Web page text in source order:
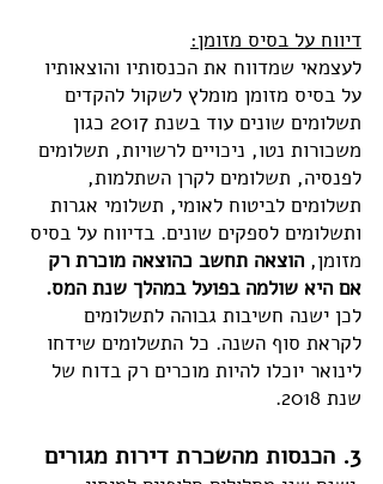
דיווח על בסיס מזומן:
לעצמאי שמדווח את הכנסותיו והוצאותיו
על בסיס מזומן מומלץ לשקול להקדים
תשלומים שונים עוד בשנת 2017 כגון
משכורות נטו, ניכויים לרשויות, תשלומים
לפנסיה, תשלומים לקרן השתלמות,
תשלומים לביטוח לאומי, תשלומי אגרות
ותשלומים לספקים שונים. בדיווח על בסיס
מזומן, הוצאה תחשב כהוצאה מוכרת רק
אם היא שולמה בפועל במהלך שנת המס.
לכן ישנה חשיבות גבוהה לתשלומים
לקראת סוף השנה. כל התשלומים שידחו
לינואר יוכלו להיות מוכרים רק בדוח של
שנת 2018.
3. הכנסות מהשכרת דירות מגורים